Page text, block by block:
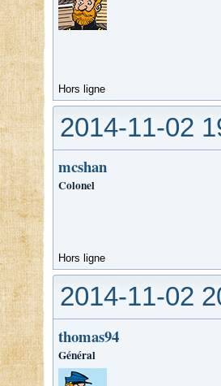
Hors ligne
2014-11-02
mcshan
Colonel
Hors ligne
2014-11-02
thomas94
Général